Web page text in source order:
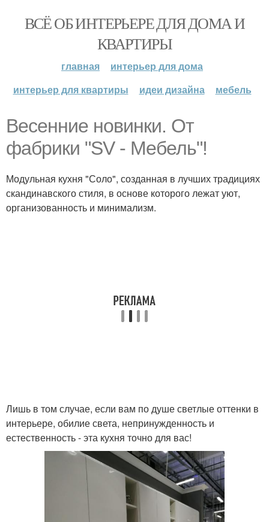
ВСЁ ОБ ИНТЕРЬЕРЕ ДЛЯ ДОМА И
КВАРТИРЫ
главная
интерьер для дома
интерьер для квартиры
идеи дизайна мебель
Весенние новинки. От
фабрики "SV - Мебель"!
Модульная кухня "Соло", созданная в лучших традициях
скандинавского стиля, в основе которого лежат уют,
организованность и минимализм.
Лишь в том случае, если вам по душе светлые оттенки в
интерьере, обилие света, непринужденность и
естественность - эта кухня точно для вас!